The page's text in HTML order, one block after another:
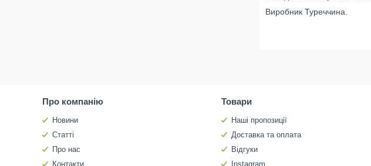
Виробник Туреччина.
Про компанію
Новини
Статті
Про нас
Контакти
Товари
Наші пропозиції
Доставка та оплата
Відгуки
Instagram